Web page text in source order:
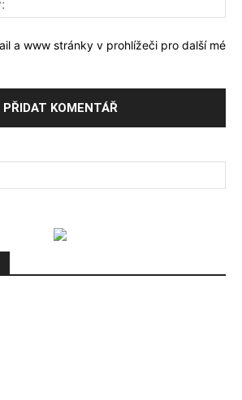
a www stránky v prohlížeči pro další mé